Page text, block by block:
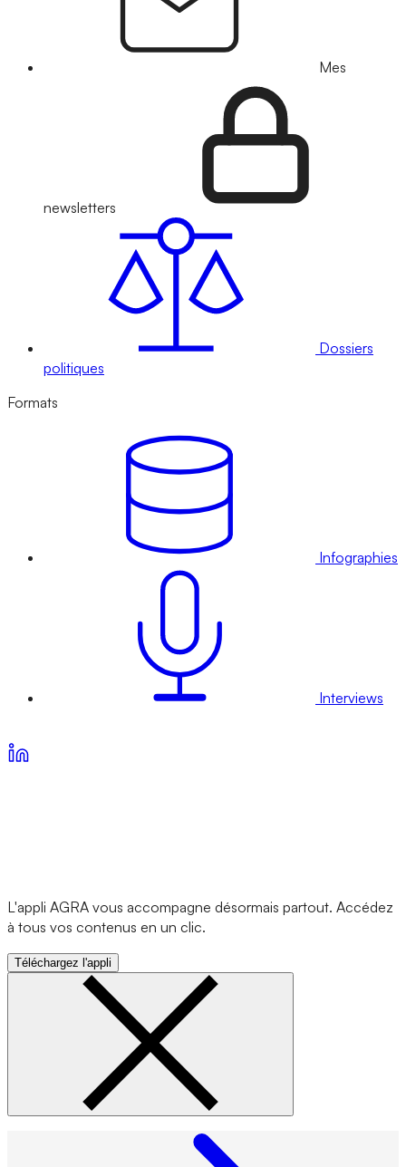
Mes
newsletters
Dossiers
politiques
Formats
Infographies
Interviews
L'appli AGRA vous accompagne désormais partout. Accédez
à tous vos contenus en un clic.
Téléchargez l'appli